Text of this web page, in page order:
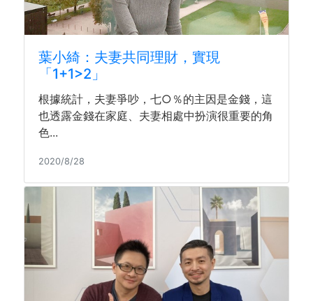
葉小綺：夫妻共同理財，實現
「1+1>2」
根據統計，夫妻爭吵，七○％的主因是金錢，這
也透露金錢在家庭、夫妻相處中扮演很重要的角
色...
2020/8/28